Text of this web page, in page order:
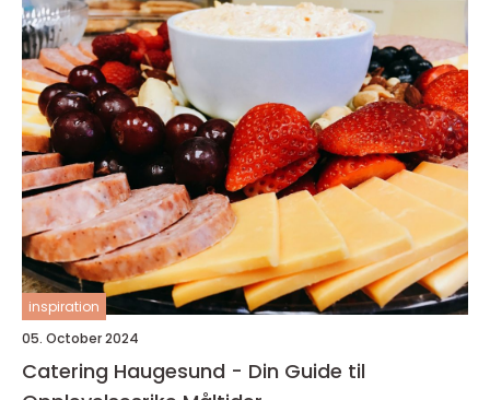
inspiration
05. October 2024
Catering Haugesund - Din Guide til